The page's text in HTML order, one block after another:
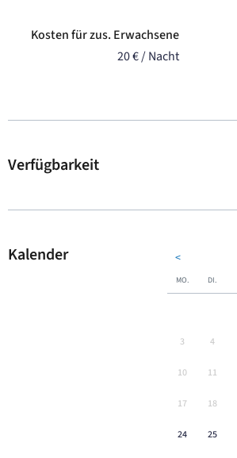
Kosten für zus. Erwachsene
20 € / Nacht
Verfügbarkeit
Kalender <
MO. DI.
3 4
10 11
17 18
24 25